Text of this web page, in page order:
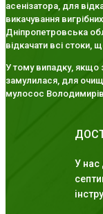
асенізатора, для
викачування
Дніпропетровська
відкачати всі стоки,
У тому випадку, якщо
замулилася, для
мулосос
У нас